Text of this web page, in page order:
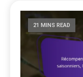
21 MINS READ